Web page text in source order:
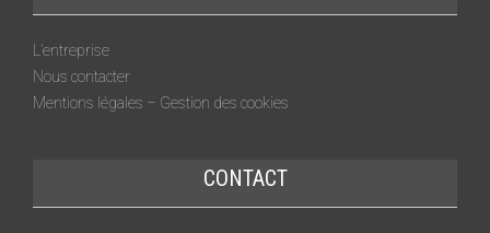
L’entreprise
Nous contacter
Mentions légales – Gestion des cookies
CONTACT